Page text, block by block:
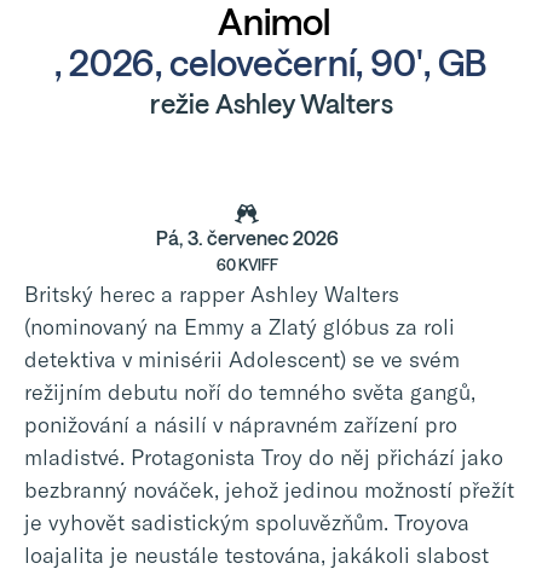
Animol
, 2026, celovečerní, 90', GB
režie Ashley Walters
Pá, 3. červenec 2026
60 KVIFF
Britský herec a rapper Ashley Walters
(nominovaný na Emmy a Zlatý glóbus za roli
detektiva v minisérii Adolescent) se ve svém
režijním debutu noří do temného světa gangů,
ponižování a násilí v nápravném zařízení pro
mladistvé. Protagonista Troy do něj přichází jako
bezbranný nováček, jehož jedinou možností přežít
je vyhovět sadistickým spoluvězňům. Troyova
loajalita je neustále testována, jakákoli slabost